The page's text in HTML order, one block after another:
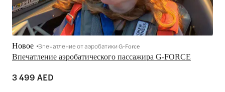
Впечатление аэробатического пассажира G-FORCE
Новое Впечатление от аэробатики G-Force
3 499 AED